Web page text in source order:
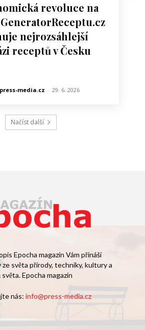
revoluce na
nejrozsáhlejší
receptů v Česku
media.cz - 29. 6. 2026
Načíst další
Epocha magazín Vám přináší
světa přírody, techniky, kultury a
světa. Epocha magazín
nás: info@press-media.cz